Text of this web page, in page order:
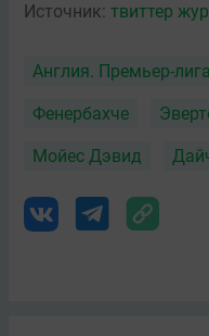
Источник: твиттер
Англия. Премьер-лига
Фенербахче
Мойес Дэвид